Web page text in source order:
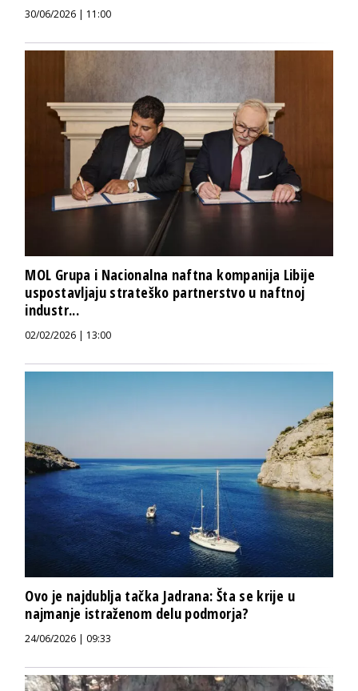
30/06/2026 | 11:00
MOL Grupa i Nacionalna naftna kompanija Libije
uspostavljaju strateško partnerstvo u naftnoj
industr...
02/02/2026 | 13:00
Ovo je najdublja tačka Jadrana: Šta se krije u
najmanje istraženom delu podmorja?
24/06/2026 | 09:33